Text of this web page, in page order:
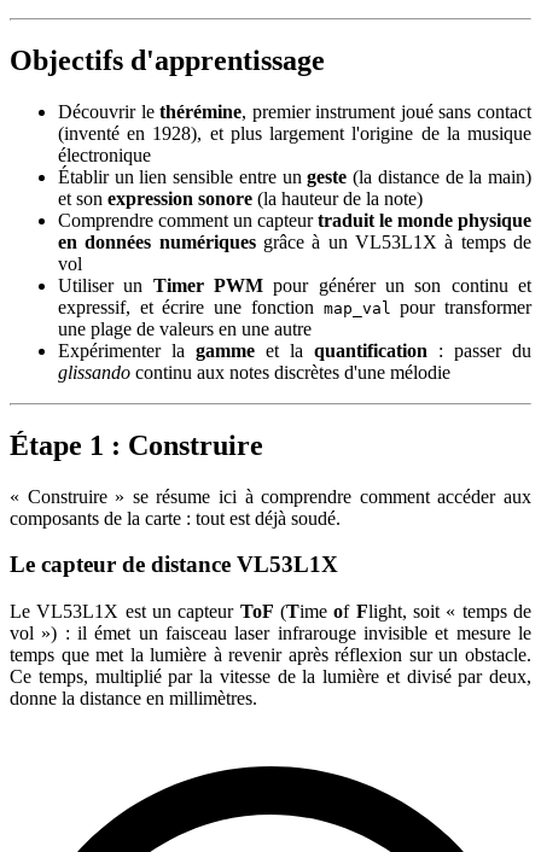
Objectifs d'apprentissage
Découvrir lethérémine, premier instrument joué sans contact
(inventé en 1928), et plus largement l'origine de la musique
électronique
Établir un lien sensible entre ungeste (la distance de la main)
et son expression sonore (la hauteur de la note)
Comprendre comment un capteurtraduit le monde physique
en données numériquesgrâce à un VL53L1X à temps de
vol
Utiliser un Timer PWM pour générer un son continu et
expressif, et écrire une fonction map_val
pour transformer
une plage de valeurs en une autre
Expérimenter la gamme et la quantification : passer du
glissando continu aux notes discrètes d'une mélodie
Étape 1 : Construire
« Construire » se résume ici à comprendre comment accéder aux
composants de la carte : tout est déjà soudé.
Le capteur de distance VL53L1X
Le VL53L1X est un capteur ToF (Timeof Flight, soit « temps de
vol ») : il émet un faisceau laser infrarouge invisible et mesure le
temps que met la lumière à revenir après réflexion sur un obstacle.
Ce temps, multiplié par la vitesse de la lumière et divisé par deux,
donne la distance en millimètres.